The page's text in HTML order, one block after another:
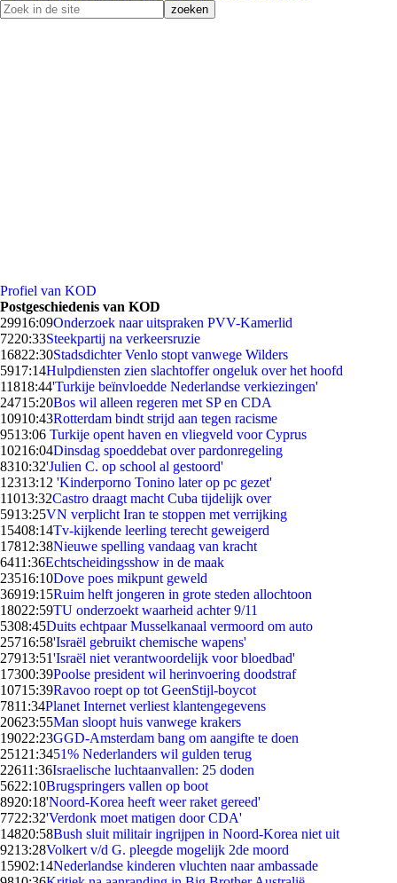
Profiel van KOD
Postgeschiedenis van KOD
29916:09Onderzoek naar uitspraken PVV-Kamerlid
7220:33Steekpartij na verkeersruzie
16822:30Stadsdichter Venlo stopt vanwege Wilders
5917:14Hulpdiensten zien slachtoffer ongeluk over het hoofd
11818:44'Turkije beïnvloedde Nederlandse verkiezingen'
24715:20Bos wil alleen regeren met SP en CDA
10910:43Rotterdam bindt strijd aan tegen racisme
9513:06 Turkije opent haven en vliegveld voor Cyprus
10216:04Dinsdag spoeddebat over pardonregeling
8310:32'Julien C. op school al gestoord'
12313:12 'Kinderporno Tonino later op pc gezet'
11013:32Castro draagt macht Cuba tijdelijk over
5913:25VN verplicht Iran te stoppen met verrijking
15408:14Tv-kijkende leerling terecht geweigerd
17812:38Nieuwe spelling vandaag van kracht
6411:36Echtscheidingsshow in de maak
23516:10Dove poes mikpunt geweld
36919:15Ruim helft jongeren in grote steden allochtoon
18022:59TU onderzoekt waarheid achter 9/11
5308:45Duits echtpaar Musselkanaal vermoord om auto
25716:58'Israël gebruikt chemische wapens'
27913:51'Israël niet verantwoordelijk voor bloedbad'
17300:39Poolse president wil herinvoering doodstraf
10715:39Ravoo roept op tot GeenStijl-boycot
7811:34Planet Internet verliest klantengegevens
20623:55Man sloopt huis vanwege krakers
19022:23GGD-Amsterdam bang om aangifte te doen
251 21:3451% Nederlanders wil gulden terug
22611:36Israelische luchtaanvallen: 25 doden
5622:10Brugspringers vallen op boot
8920:18'Noord-Korea heeft weer raket gereed'
7722:32'Verdonk moet matigen door CDA'
14820:58Bush sluit militair ingrijpen in Noord-Korea niet uit
9213:28Volkert v/d G. pleegde mogelijk 2de moord
15902:14Nederlandse kinderen vluchten naar ambassade